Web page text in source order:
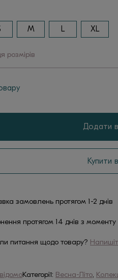
M L XL
розмірів
Додати
Купити
замовлень протягом 1-2 днів
протягом 14 днів з
питання щодо товару?
Категорії: Весна-Літо,